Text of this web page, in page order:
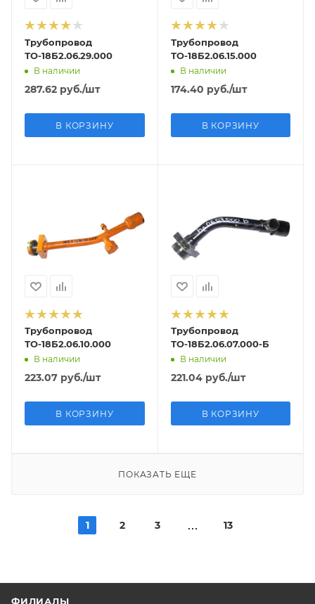
Трубопровод
ТО-18Б2.06.29.000
В наличии
287.62 руб./шт
В КОРЗИНУ
Трубопровод
ТО-18Б2.06.15.000
В наличии
174.40 руб./шт
В КОРЗИНУ
Трубопровод
ТО-18Б2.06.10.000
В наличии
223.07 руб./шт
В КОРЗИНУ
Трубопровод
ТО-18Б2.06.07.000-Б
В наличии
221.04руб./шт
В КОРЗИНУ
ПОКАЗАТЬ ЕЩЕ
1 2 3 13
ФИЛИАЛЫ